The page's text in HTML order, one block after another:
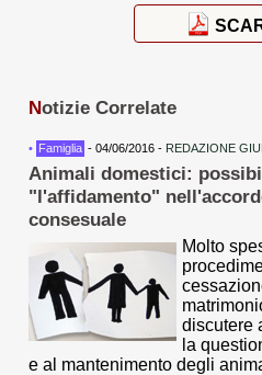
Notizie Correlate
• Famiglia - 04/06/2016 - REDAZIONE
Animali domestici:
"l'affidamento"
consesuale
Molto
discutere
la
e al mantenimento degli